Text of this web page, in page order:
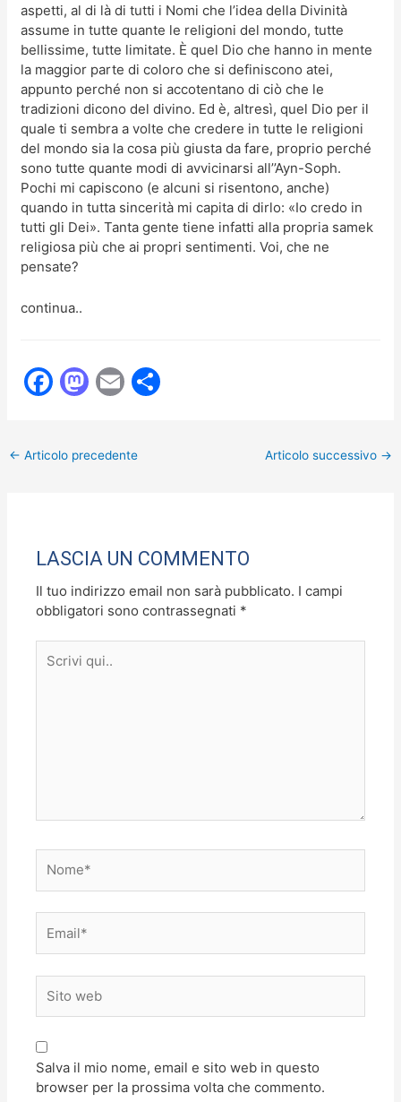
aspetti, al di là di tutti i Nomi che l’idea della Divinità
assume in tutte quante le religioni del mondo, tutte
bellissime, tutte limitate. È quel Dio che hanno in mente
la maggior parte di coloro che si definiscono atei,
appunto perché non si accotentano di ciò che le
tradizioni dicono del divino. Ed è, altresì, quel Dio per il
quale ti sembra a volte che credere in tutte le religioni
del mondo sia la cosa più giusta da fare, proprio perché
sono tutte quante modi di avvicinarsi all’’Ayn-Soph.
Pochi mi capiscono (e alcuni si risentono, anche)
quando in tutta sincerità mi capita di dirlo: «Io credo in
tutti gli Dei». Tanta gente tiene infatti alla propria samek
religiosa più che ai propri sentimenti. Voi, che ne
pensate?
continua..
F
e
o
k
M
o
n
E
l
← Articolo precedente Articolo successivo →
LASCIA UN COMMENTO
Il tuo indirizzo email non sarà pubblicato. I campi
obbligatori sono contrassegnati *
qui..
web
Salva il mio nome, email e sito web in questo
browser per la prossima volta che commento.